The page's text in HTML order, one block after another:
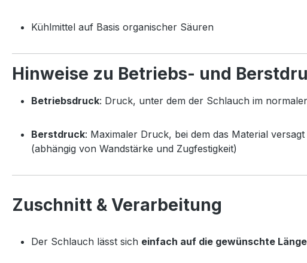
Kühlmittel auf Basis organischer Säuren
Hinweise zu Betriebs- und
Betriebsdruck: Druck, unter dem der Schlauch im
Berstdruck: Maximaler Druck, bei dem das Material versagt
(abhängig von Wandstärke und Zugfestigkeit)
Zuschnitt & Verarbeitung
Der Schlauch lässt sich einfach auf die gewünschte